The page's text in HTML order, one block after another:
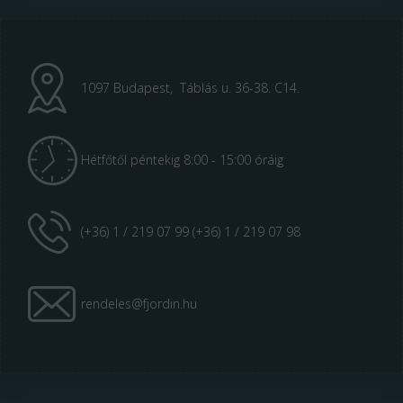
1097 Budapest, Táblás u. 36-38. C14.
Hétfőtől péntekig 8:00 - 15:00 óráig
(+36) 1 / 219 07 99 (+36) 1 / 219 07 98
rendeles@fjordin.hu